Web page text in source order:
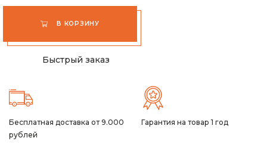
В КОРЗИНУ
Быстрый заказ
Бесплатная доставка от 9.000
рублей
Гарантия на товар 1 год